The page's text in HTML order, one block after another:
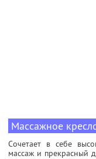
Массажное
Сочетает в себе
массаж и прекрасный